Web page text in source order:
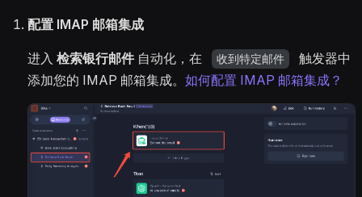
配置 IMAP 邮箱集成
进入 检索银行邮件自动化，在 收到特定邮件
触发器中
添加您的 IMAP 邮箱集成。 如何配置 IMAP 邮箱集成？